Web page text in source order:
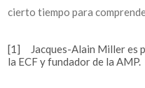
cierto tiempo para
[1] Jacques-Alain Miller es
la ECF y fundador de la AMP.